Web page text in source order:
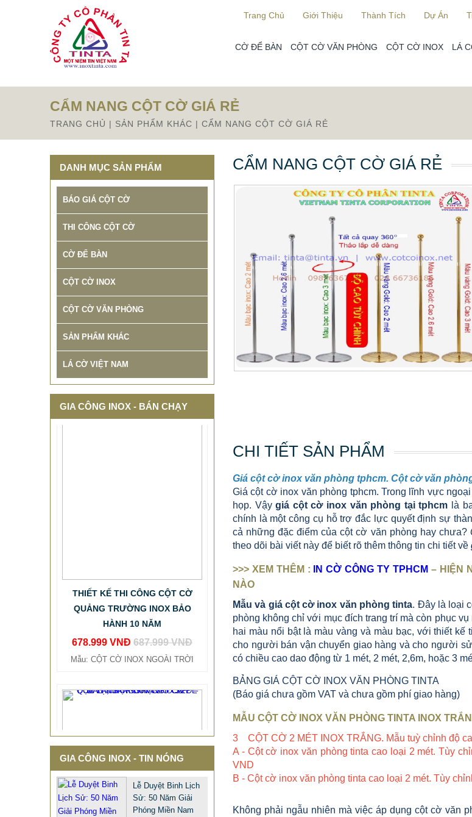
Trang Chủ Giới Thiệu Thành Tích Dự Án
CỜ ĐỂ BÀN CỘT CỜ VĂN PHÒNG CỘT CỜ INOX LÁ
Từ mục này trở xuống là mã nguồn Zalo
CẨM NANG CỘT CỜ GIÁ RẺ
TRANG CHỦ | SẢN PHẨM KHÁC | CẨM NANG CỘT CỜ GIÁ RẺ
CẨM NANG CỘT CỜ GIÁ RẺ
CHI TIẾT SẢN PHẨM
Giá cột cờ inox văn phòng tphcm. Cột cờ văn
Giá cột cờ inox văn phòng tphcm. Trong lĩnh vực
họp. Vậygiá cột cờ inox văn phòng tại tphcm là
chính là một công cụ hỗ trợ đắc lực quyết định sự
cả những đặc điểm của cột cờ văn phòng hay chưa?
theo dõi bài viết này để biết rõ thêm thông tin chi tiết về
>>> XEM THÊM : IN CỜ CÔNG TY TPHCM – HIỆN
NÀO
Mẫu và giá cột cờ inox văn phòng tinta. Đây là loại
phòng không chỉ với mục đích trang trí mà còn phục
hai màu nổi bật là màu vàng và màu bạc, với thiết
cho người bán vận chuyển giao hàng và cho người
có chiều cao dao động từ 1 mét, 2 mét, 2,6m, hoặc 3
BẢNG GIÁ CỘT CỜ INOX VĂN PHÒNG TINTA
(Báo giá chưa gồm VAT và chưa gồm phí giao hàng)
MẪU CỘT CỜ INOX VĂN PHÒNG TINTA INOX
3 CỘT CỜ 2 MÉT INOX TRẮNG. Mẫu tuỳ chỉnh độ
A - Cột cờ inox văn phòng tinta cao loại 2 mét. Tùy
VND
B - Cột cờ inox văn phòng tinta cao loại 2 mét. Tùy
Không phải ngẫu nhiên mà việc áp dụng cột cờ văn
DANH MỤC SẢN PHẨM
BÁO GIÁ CỘT CỜ
THI CÔNG CỘT CỜ
CỜ ĐỂ BÀN
CỘT CỜ INOX
CỘT CỜ VĂN PHÒNG
SẢN PHẨM KHÁC
LÁ CỜ VIỆT NAM
GIA CÔNG INOX - BÁN CHẠY
THIẾT KẾ THI CÔNG CỘT CỜ
QUẢNG TRƯỜNG INOX BẢO
HÀNH 10 NĂM
678.999 VNĐ687.999 VNĐ
Mẫu: CỘT CỜ INOX NGOÀI TRỜI
GIA CÔNG INOX - TIN NÓNG
Lễ Duyệt Binh Lịch
Sử: 50 Năm Giải
Phóng Miền Nam